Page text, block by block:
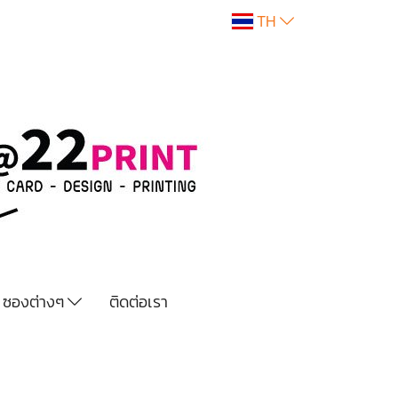
TH
ซองต่างๆ
ติดต่อเรา